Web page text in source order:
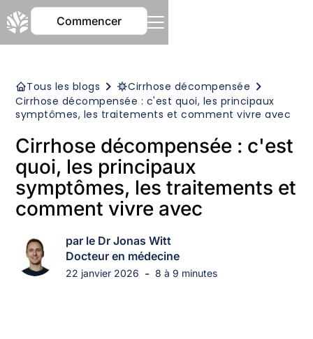
Commencer
Tous les blogs
Cirrhose décompensée
Cirrhose décompensée : c'est quoi, les principaux
symptômes, les traitements et comment vivre avec
Cirrhose décompensée : c'est
quoi, les principaux
symptômes, les traitements et
comment vivre avec
par le Dr Jonas Witt
Docteur en médecine
22 janvier 2026 - 8 à 9 minutes